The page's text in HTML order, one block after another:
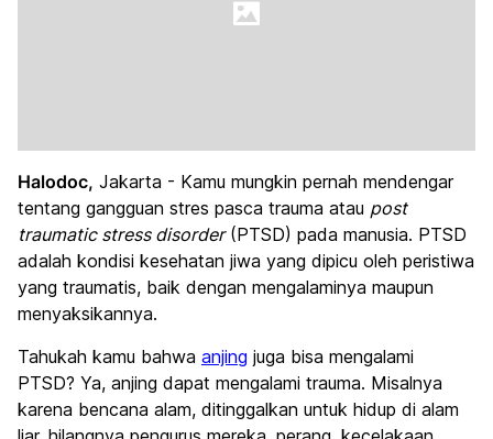
Halodoc, Jakarta - Kamu mungkin pernah mendengar
tentang gangguan stres pasca trauma atau post
traumatic stress disorder(PTSD) pada manusia. PTSD
adalah kondisi kesehatan jiwa yang dipicu oleh peristiwa
yang traumatis, baik dengan mengalaminya maupun
menyaksikannya.
Tahukah kamu bahwa anjing juga bisa mengalami
PTSD? Ya, anjing dapat mengalami trauma. Misalnya
karena bencana alam, ditinggalkan untuk hidup di alam